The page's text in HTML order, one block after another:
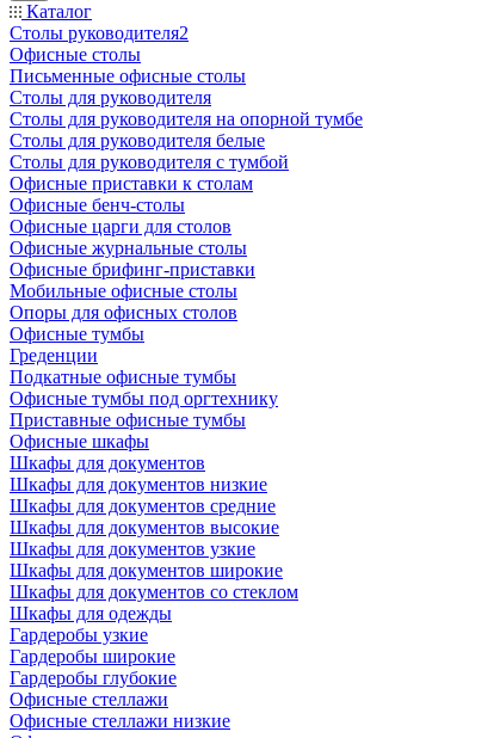
Каталог
Столы руководителя2
Офисные столы
Письменные офисные столы
Столы для руководителя
Столы для руководителя на опорной тумбе
Столы для руководителя белые
Столы для руководителя с тумбой
Офисные приставки к столам
Офисные бенч-столы
Офисные царги для столов
Офисные журнальные столы
Офисные брифинг-приставки
Мобильные офисные столы
Опоры для офисных столов
Офисные тумбы
Греденции
Подкатные офисные тумбы
Офисные тумбы под оргтехнику
Приставные офисные тумбы
Офисные шкафы
Шкафы для документов
Шкафы для документов низкие
Шкафы для документов средние
Шкафы для документов высокие
Шкафы для документов узкие
Шкафы для документов широкие
Шкафы для документов со стеклом
Шкафы для одежды
Гардеробы узкие
Гардеробы широкие
Гардеробы глубокие
Офисные стеллажи
Офисные стеллажи низкие